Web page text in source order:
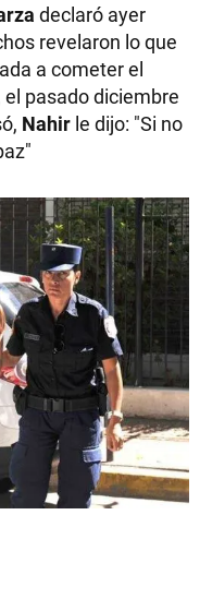
declaró ayer
revelaron lo que
a cometer el
el pasado diciembre
Nahir le dijo: "Si no